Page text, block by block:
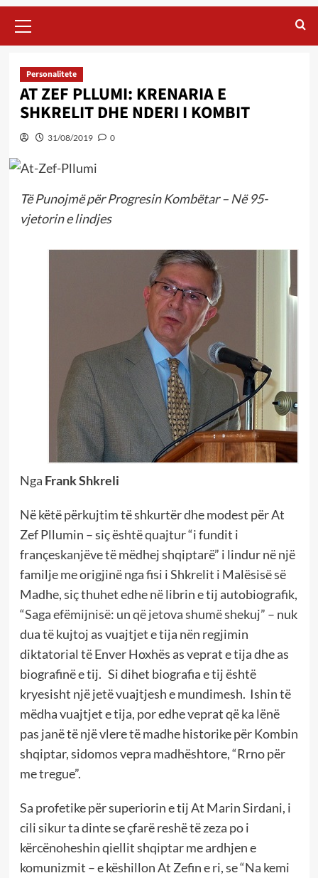
Menu
Personalitete
AT ZEF PLLUMI: KRENARIA E
SHKRELIT DHE NDERI I KOMBIT
31/08/2019 0
Të Punojmë për Progresin Kombëtar – Në 95-
vjetorin e lindjes
Nga Frank Shkreli
Në këtë përkujtim të shkurtër dhe modest për At
Zef Pllumin – siç është quajtur “i fundit i
françeskanjëve të mëdhej shqiptarë” i lindur në një
familje me origjinë nga fisi i Shkrelit i Malësisë së
Madhe, siç thuhet edhe në librin e tij autobiografik,
“Saga efëmijnisë: unqë jetovashumëshekuj” – nuk
dua të kujtoj as vuajtjet e tija nën regjimin
diktatorial të Enver Hoxhës as veprat e tija dhe as
biografinë e tij. Si dihet biografia e tij është
kryesisht një jetë vuajtjesh e mundimesh. Ishin të
mëdha vuajtjet e tija, por edhe veprat që ka lënë
pas janë të një vlere të madhe historike për Kombin
shqiptar, sidomos vepra madhështore, “Rrno për
me tregue”.
Sa profetike për superiorin e tij At Marin Sirdani, i
cili sikur ta dinte se çfarë reshë të zeza po i
kërcënoheshin qiellit shqiptar me ardhjen e
komunizmit – e këshillon At Zefin e ri, se “Na kemi